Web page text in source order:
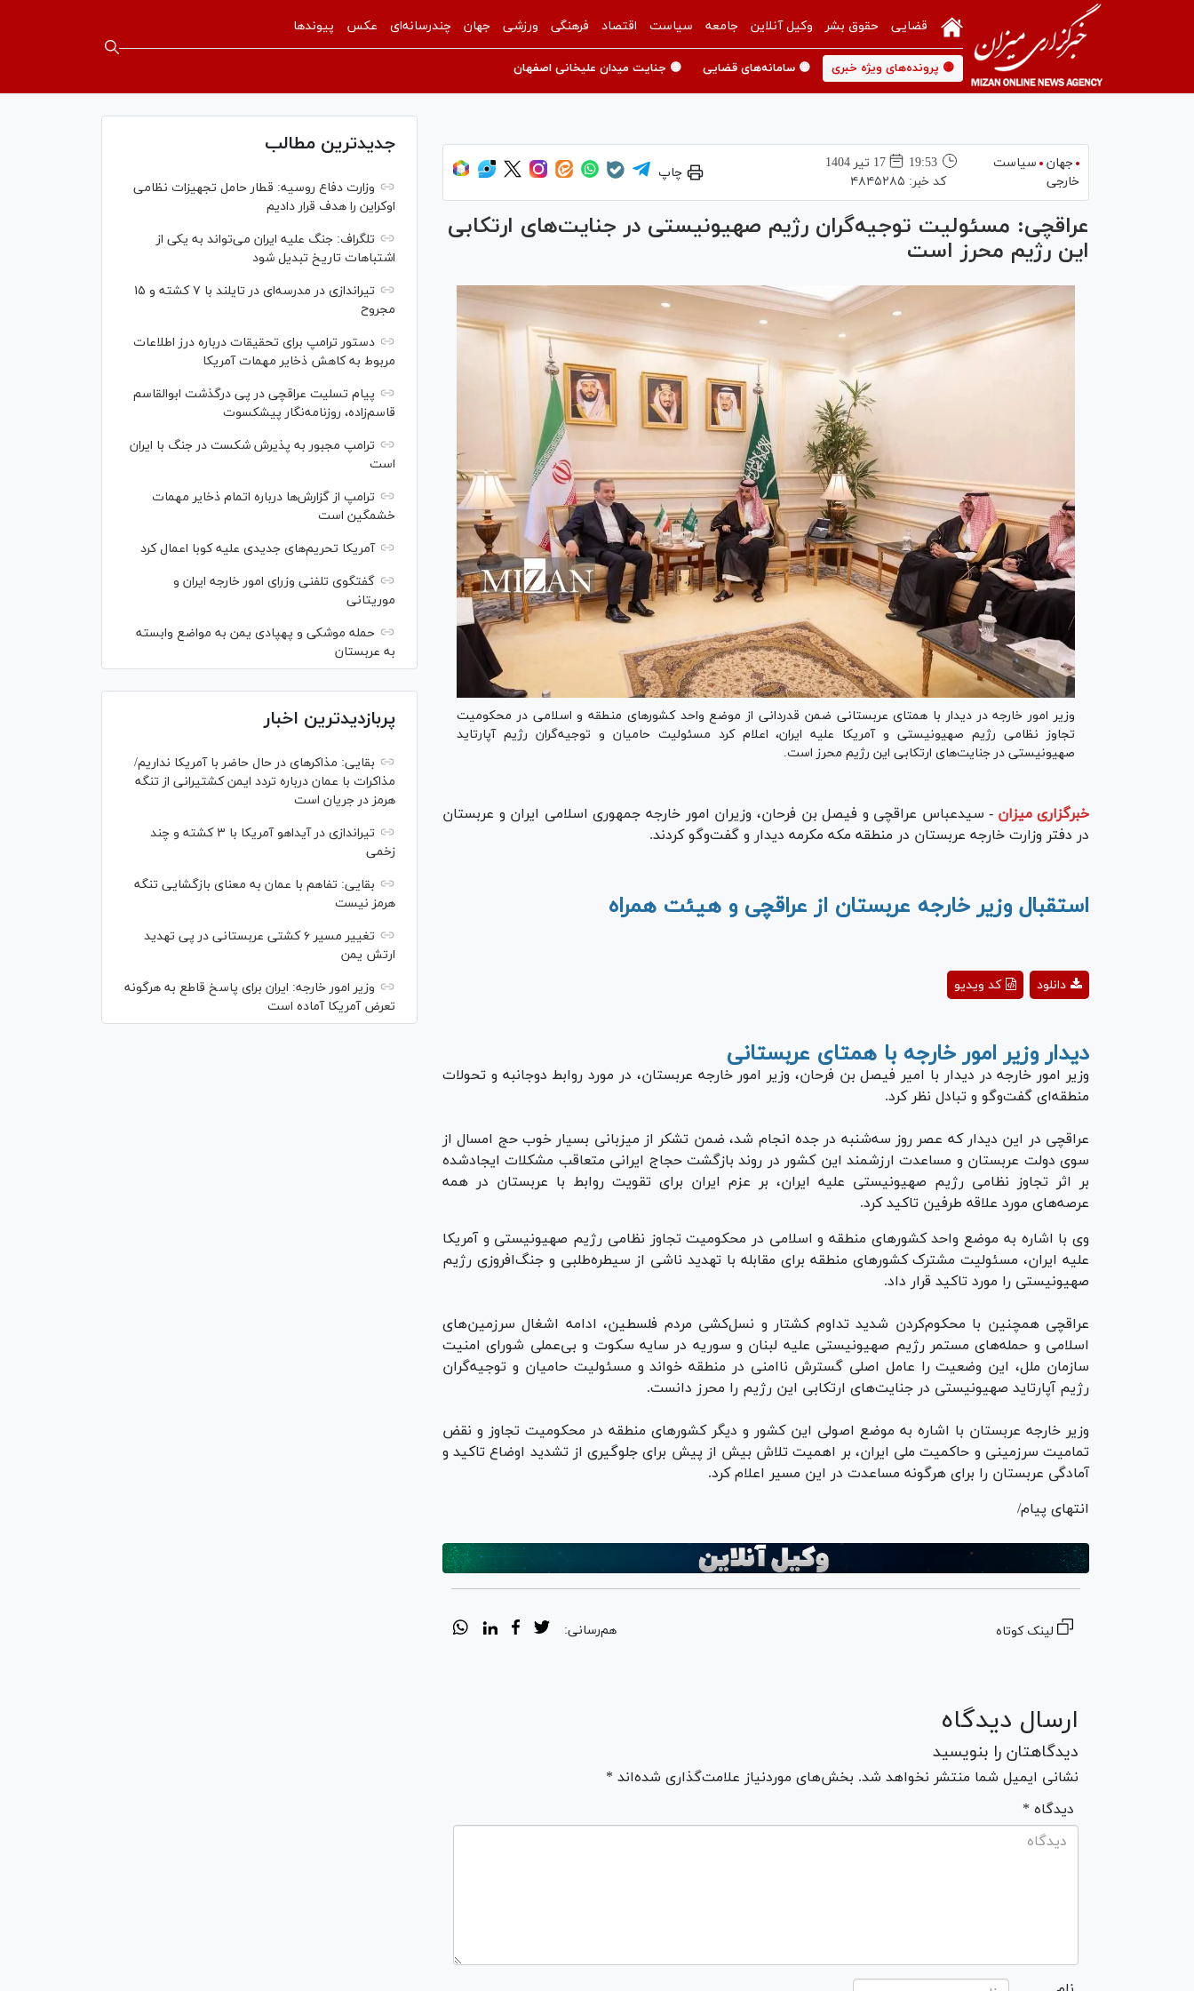
قضایی حقوق بشر وکیل آنلاین جامعه سیاست اقتصاد فرهنگی ورزشی جهان چندرسانه‌ای عکس پیوندها
🟡 پرونده‌های ویژه خبری 🟡 سامانه‌های قضایی 🟡 جنایت میدان علیخانی اصفهان
جهان
سیاست
خارجی
19:53
17 تير 1404
کد خبر: ۴۸۴۵۲۸۵
چاپ
عراقچی: مسئولیت توجیه‌گران رژیم صهیونیستی در جنایت‌های ارتکابی
این رژیم محرز است
وزیر امور خارجه در دیدار با همتای عربستانی ضمن قدردانی از موضع واحد کشور‌های منطقه و اسلامی در محکومیت
تجاوز نظامی رژیم صهیونیستی و آمریکا علیه ایران، اعلام کرد مسئولیت حامیان و توجیه‌گران رژیم آپارتاید
صهیونیستی در جنایت‌های ارتکابی این رژیم محرز است.
خبرگزاری میزان - سیدعباس عراقچی و فیصل بن فرحان، وزیران امور خارجه جمهوری اسلامی ایران و عربستان
در دفتر وزارت خارجه عربستان در منطقه مکه مکرمه دیدار و گفت‌و‌گو کردند.
استقبال وزیر خارجه عربستان از عراقچی و هیئت همراه
کد ویدیو دانلود
دیدار وزیر امور خارجه با همتای عربستانی
وزیر امور خارجه در دیدار با امیر فیصل بن فرحان، وزیر امور خارجه عربستان، در مورد روابط دوجانبه و تحولات
منطقه‌ای گفت‌و‌گو و تبادل نظر کرد.
عراقچی در این دیدار که عصر روز سه‌شنبه در جده انجام شد، ضمن تشکر از میزبانی بسیار خوب حج امسال از
سوی دولت عربستان و مساعدت ارزشمند این کشور در روند بازگشت حجاج ایرانی متعاقب مشکلات ایجادشده
بر اثر تجاوز نظامی رژیم صهیونیستی علیه ایران، بر عزم ایران برای تقویت روابط با عربستان در همه
عرصه‌های مورد علاقه طرفین تاکید کرد.
وی با اشاره به موضع واحد کشور‌های منطقه و اسلامی در محکومیت تجاوز نظامی رژیم صهیونیستی و آمریکا
علیه ایران، مسئولیت مشترک کشور‌های منطقه برای مقابله با تهدید ناشی از سیطره‌طلبی و جنگ‌افروزی رژیم
صهیونیستی را مورد تاکید قرار داد.
عراقچی همچنین با محکوم‌کردن شدید تداوم کشتار و نسل‌کشی مردم فلسطین، ادامه اشغال سرزمین‌های
اسلامی و حمله‌های مستمر رژیم صهیونیستی علیه لبنان و سوریه در سایه سکوت و بی‌عملی شورای امنیت
سازمان ملل، این وضعیت را عامل اصلی گسترش ناامنی در منطقه خواند و مسئولیت حامیان و توجیه‌گران
رژیم آپارتاید صهیونیستی در جنایت‌های ارتکابی این رژیم را محرز دانست.
وزیر خارجه عربستان با اشاره به موضع اصولی این کشور و دیگر کشور‌های منطقه در محکومیت تجاوز و نقض
تمامیت سرزمینی و حاکمیت ملی ایران، بر اهمیت تلاش بیش از پیش برای جلوگیری از تشدید اوضاع تاکید و
آمادگی عربستان را برای هرگونه مساعدت در این مسیر اعلام کرد.
انتهای پیام/
لینک کوتاه هم‌رسانی:
ارسال دیدگاه
دیدگاهتان را بنویسید
نشانی ایمیل شما منتشر نخواهد شد. بخش‌های موردنیاز علامت‌گذاری شده‌اند *
* دیدگاه
جدیدترین مطالب
وزارت دفاع روسیه: قطار حامل تجهیزات نظامی
اوکراین را هدف قرار دادیم
تلگراف: جنگ علیه ایران می‌تواند به یکی از
اشتباهات تاریخ تبدیل شود
تیراندازی در مدرسه‌ای در تایلند با ۷ کشته و ۱۵
مجروح
دستور ترامپ برای تحقیقات درباره درز اطلاعات
مربوط به کاهش ذخایر مهمات آمریکا
پیام تسلیت عراقچی در پی درگذشت ابوالقاسم
قاسم‌زاده، روزنامه‌نگار پیشکسوت
ترامپ مجبور به پذیرش شکست در جنگ با ایران
است
ترامپ از گزارش‌ها درباره اتمام ذخایر مهمات
خشمگین است
آمریکا تحریم‌های جدیدی علیه کوبا اعمال کرد
گفتگوی تلفنی وزرای امور خارجه ایران و
موریتانی
حمله موشکی و پهپادی یمن به مواضع وابسته
به عربستان
پربازدیدترین اخبار
بقایی: مذاکره‎ای در حال حاضر با آمریکا نداریم/
مذاکرات با عمان درباره تردد ایمن کشتیرانی از تنگه
هرمز در جریان است
تیراندازی در آیداهو آمریکا با ۳ کشته و چند
زخمی
بقایی: تفاهم با عمان به معنای بازگشایی تنگه
هرمز نیست
تغییر مسیر ۶ کشتی عربستانی در پی تهدید
ارتش یمن
وزیر امور خارجه: ایران برای پاسخ قاطع به هرگونه
تعرض آمریکا آماده است